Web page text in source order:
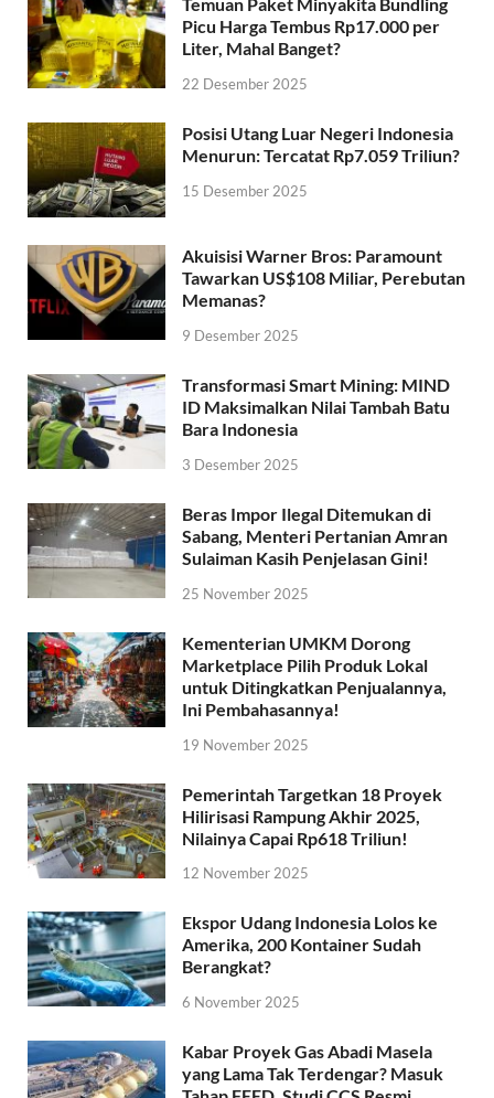
Temuan Paket Minyakita Bundling
Picu Harga Tembus Rp17.000 per
Liter, Mahal Banget?
22 Desember 2025
Posisi Utang Luar Negeri Indonesia
Menurun: Tercatat Rp7.059 Triliun?
15 Desember 2025
Akuisisi Warner Bros: Paramount
Tawarkan US$108 Miliar, Perebutan
Memanas?
9 Desember 2025
Transformasi Smart Mining: MIND
ID Maksimalkan Nilai Tambah Batu
Bara Indonesia
3 Desember 2025
Beras Impor Ilegal Ditemukan di
Sabang, Menteri Pertanian Amran
Sulaiman Kasih Penjelasan Gini!
25 November 2025
Kementerian UMKM Dorong
Marketplace Pilih Produk Lokal
untuk Ditingkatkan Penjualannya,
Ini Pembahasannya!
19 November 2025
Pemerintah Targetkan 18 Proyek
Hilirisasi Rampung Akhir 2025,
Nilainya Capai Rp618 Triliun!
12 November 2025
Ekspor Udang Indonesia Lolos ke
Amerika, 200 Kontainer Sudah
Berangkat?
6 November 2025
Kabar Proyek Gas Abadi Masela
yang Lama Tak Terdengar? Masuk